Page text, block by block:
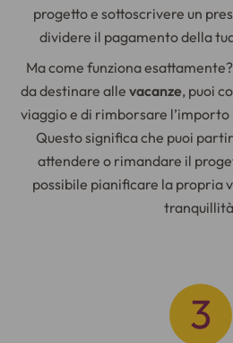
progetto e sottoscrivere un
dividere il pagamento della
Ma come funziona
da destinare alle vacanze, puoi
viaggio e di rimborsare
Questo significa che puoi
attendere o rimandare il
possibile pianificare la propria